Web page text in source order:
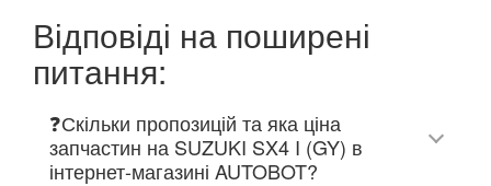
Відповіді на поширені
питання:
❓Скільки пропозицій та яка ціна
запчастин на SUZUKI SX4 I (GY) в
інтернет-магазині AUTOBOT?